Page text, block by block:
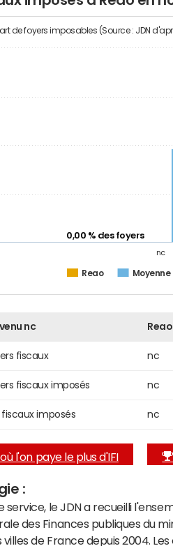
de foyers imposables (Source : JDN
0,00 % des foyers
Reao
nc
nc Reao
fiscaux nc
fiscaux imposés nc
fiscaux imposés nc
où l'on paye le plus d'IFI
:
service, le JDN a recueilli
des Finances publiques du
villes de France depuis 2004.